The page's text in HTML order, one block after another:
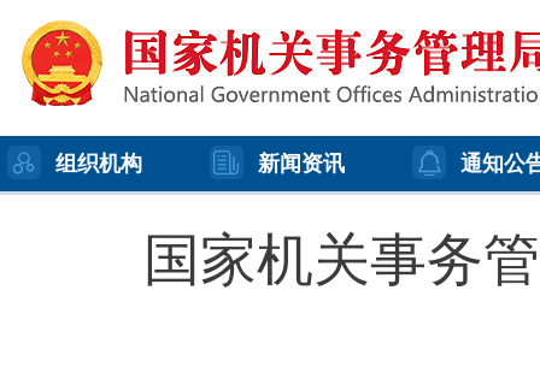
组织机构 新闻资讯 通知公
国家机关事务